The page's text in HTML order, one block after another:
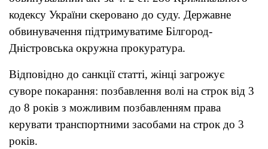
кодексу України скеровано до суду. Державне
обвинувачення підтримуватиме Білгород-
Дністровська окружна прокуратура.
Відповідно до санкції статті, жінці загрожує
суворе покарання: позбавлення волі на строк від 3
до 8 років з можливим позбавленням права
керувати транспортними засобами на строк до 3
років.